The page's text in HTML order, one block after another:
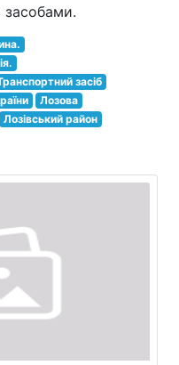
засіб
Лозова
Лозівський район